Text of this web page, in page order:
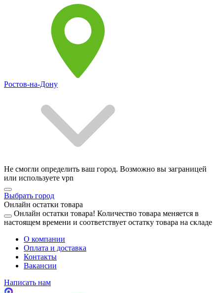
Ростов-на-Дону
Не смогли определить ваш город. Возможно вы заграницей
или используете vpn
Выбрать город
Онлайн остатки товара
Онлайн остатки товара! Количество товара меняется в
настоящем времени и соответствует остатку товара на складе
О компании
Оплата и доставка
Контакты
Вакансии
Написать нам